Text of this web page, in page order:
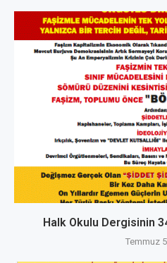
Halk Okulu Dergisinin
Temmuz